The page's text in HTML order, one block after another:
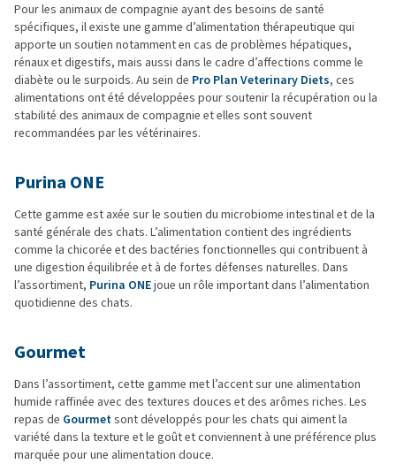
Pour les animaux de compagnie ayant des besoins de santé
spécifiques, il existe une gamme d’alimentation thérapeutique qui
apporte un soutien notamment en cas de problèmes hépatiques,
rénaux et digestifs, mais aussi dans le cadre d’affections comme le
diabète ou le surpoids. Au sein de Pro Plan Veterinary Diets, ces
alimentations ont été développées pour soutenir la récupération ou la
stabilité des animaux de compagnie et elles sont souvent
recommandées par les vétérinaires.
Purina ONE
Cette gamme est axée sur le soutien du microbiome intestinal et de la
santé générale des chats. L’alimentation contient des ingrédients
comme la chicorée et des bactéries fonctionnelles qui contribuent à
une digestion équilibrée et à de fortes défenses naturelles. Dans
l’assortiment, Purina ONEjoue un rôle important dans l’alimentation
quotidienne des chats.
Gourmet
Dans l’assortiment, cette gamme met l’accent sur une alimentation
humide raffinée avec des textures douces et des arômes riches. Les
repas de Gourmetsont développés pour les chats qui aiment la
variété dans la texture et le goût et conviennent à une préférence plus
marquée pour une alimentation douce.